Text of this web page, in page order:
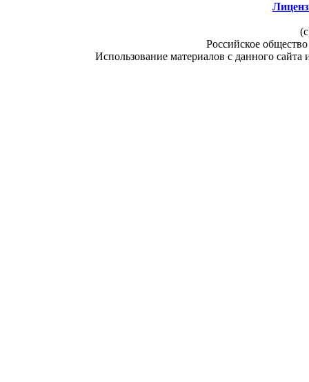
Российское
Использование материалов с данного